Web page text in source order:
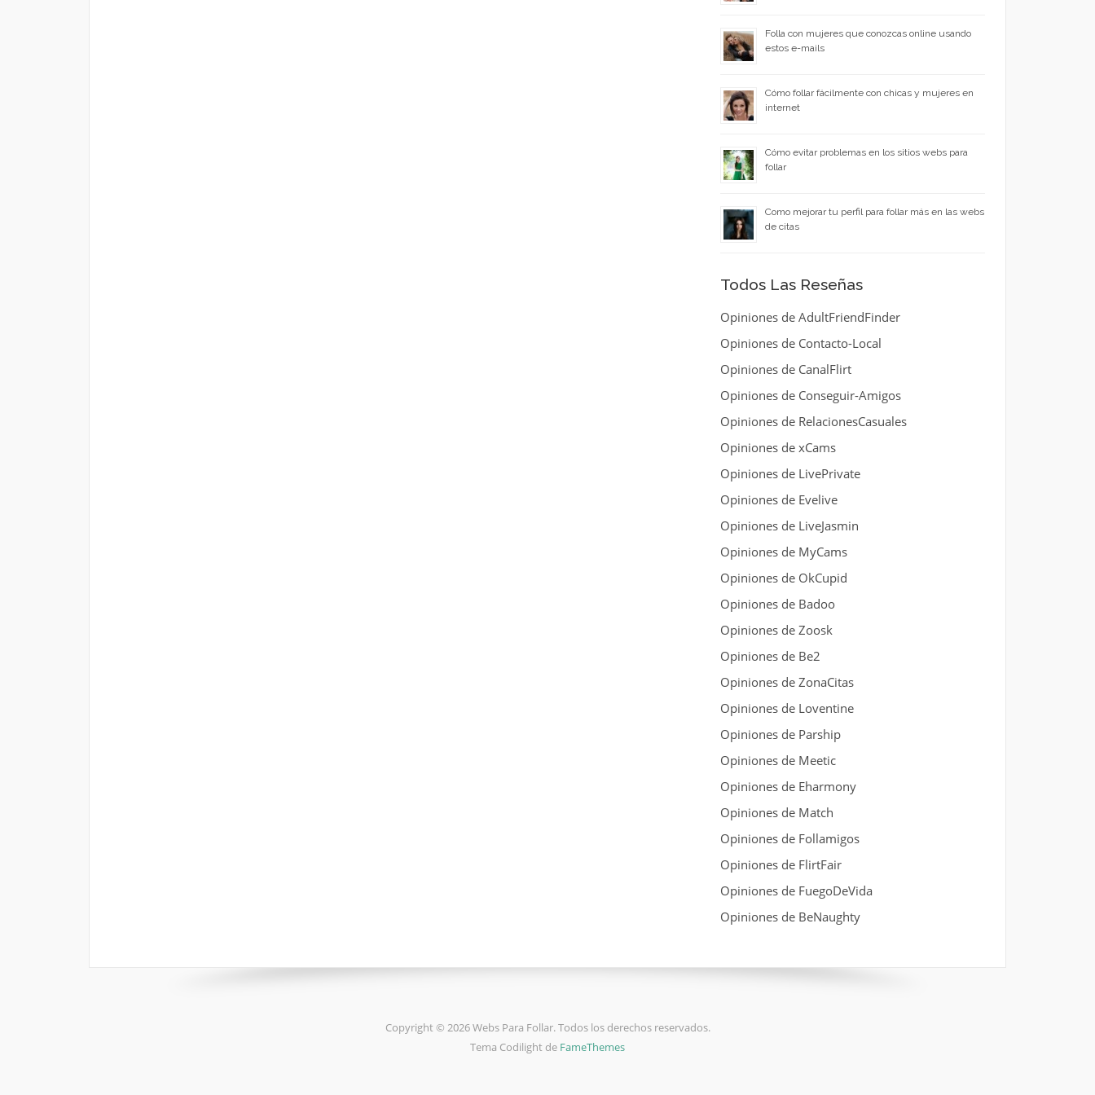
Folla con mujeres que conozcas online usando
estos e-mails
Cómo follar fácilmente con chicas y mujeres en
internet
Cómo evitar problemas en los sitios webs para
follar
Como mejorar tu perfil para follar más en las webs
de citas
Todos Las Reseñas
Opiniones de AdultFriendFinder
Opiniones de Contacto-Local
Opiniones de CanalFlirt
Opiniones de Conseguir-Amigos
Opiniones de RelacionesCasuales
Opiniones de xCams
Opiniones de LivePrivate
Opiniones de Evelive
Opiniones de LiveJasmin
Opiniones de MyCams
Opiniones de OkCupid
Opiniones de Badoo
Opiniones de Zoosk
Opiniones de Be2
Opiniones de ZonaCitas
Opiniones de Loventine
Opiniones de Parship
Opiniones de Meetic
Opiniones de Eharmony
Opiniones de Match
Opiniones de Follamigos
Opiniones de FlirtFair
Opiniones de FuegoDeVida
Opiniones de BeNaughty
Copyright © 2026 Webs Para Follar. Todos los derechos reservados.
Tema Codilight de FameThemes